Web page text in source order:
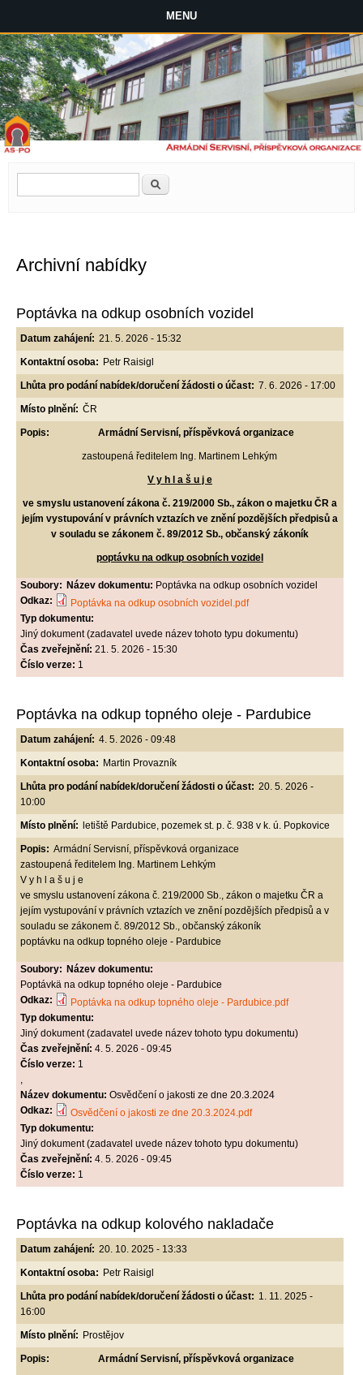
MENU
Archivní nabídky
Poptávka na odkup osobních vozidel
Datum zahájení: 21. 5. 2026 - 15:32
Kontaktní osoba: Petr Raisigl
Lhůta pro podání nabídek/doručení žádosti o účast: 7. 6. 2026 - 17:00
Místo plnění: ČR
Popis: Armádní Servisní, příspěvková organizace
zastoupená ředitelem Ing. Martinem Lehkým
V y h l a š u j e
ve smyslu ustanovení zákona č. 219/2000 Sb., zákon o majetku ČR a
jejím vystupování v právních vztazích ve znění pozdějších předpisů a
v souladu se zákonem č. 89/2012 Sb., občanský zákoník
poptávku na odkup osobních vozidel
Soubory: Název dokumentu: Poptávka na odkup osobních vozidel
Odkaz:
Poptávka na odkup osobních vozidel.pdf
Typ dokumentu:
Jiný dokument (zadavatel uvede název tohoto typu dokumentu)
Čas zveřejnění: 21. 5. 2026 - 15:30
Číslo verze: 1
Poptávka na odkup topného oleje - Pardubice
Datum zahájení: 4. 5. 2026 - 09:48
Kontaktní osoba: Martin Provazník
Lhůta pro podání nabídek/doručení žádosti o účast: 20. 5. 2026 -
10:00
Místo plnění: letiště Pardubice, pozemek st. p. č. 938 v k. ú. Popkovice
Popis: Armádní Servisní, příspěvková organizace
zastoupená ředitelem Ing. Martinem Lehkým
V y h l a š u j e
ve smyslu ustanovení zákona č. 219/2000 Sb., zákon o majetku ČR a
jejím vystupování v právních vztazích ve znění pozdějších předpisů a v
souladu se zákonem č. 89/2012 Sb., občanský zákoník
poptávku na odkup topného oleje - Pardubice
Soubory: Název dokumentu:
Poptávkä na odkup topného oleje - Pardubice
Odkaz:
Poptávka na odkup topného oleje - Pardubice.pdf
Typ dokumentu:
Jiný dokument (zadavatel uvede název tohoto typu dokumentu)
Čas zveřejnění: 4. 5. 2026 - 09:45
Číslo verze: 1
,
Název dokumentu: Osvědčení o jakosti ze dne 20.3.2024
Odkaz:
Osvědčení o jakosti ze dne 20.3.2024.pdf
Typ dokumentu:
Jiný dokument (zadavatel uvede název tohoto typu dokumentu)
Čas zveřejnění: 4. 5. 2026 - 09:45
Číslo verze: 1
Poptávka na odkup kolového nakladače
Datum zahájení: 20. 10. 2025 - 13:33
Kontaktní osoba: Petr Raisigl
Lhůta pro podání nabídek/doručení žádosti o účast: 1. 11. 2025 -
16:00
Místo plnění: Prostějov
Popis: Armádní Servisní, příspěvková organizace